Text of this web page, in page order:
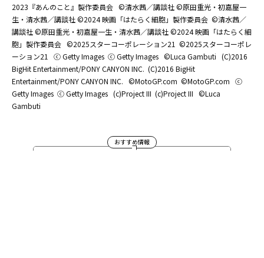
2023『あんのこと』製作委員会 ©清水茜／講談社 ©原田重光・初嘉屋一
生・清水茜／講談社 ©2024 映画「はたらく細胞」製作委員会 ©清水茜／
講談社 ©原田重光・初嘉屋一生・清水茜／講談社 ©2024 映画「はたらく細
胞」製作委員会 ©2025スターコーポレーション21 ©2025スターコーポレ
ーション21
ⓒ Getty Images ⓒ Getty Images ©Luca Gambuti (C)2016
BigHit Entertainment/PONY CANYON INC. (C)2016 BigHit
Entertainment/PONY CANYON INC. ©MotoGP.com ©MotoGP.com ⓒ
Getty Images ⓒ Getty Images (c)Project III (c)Project III ©Luca
Gambuti
おすすめ情報